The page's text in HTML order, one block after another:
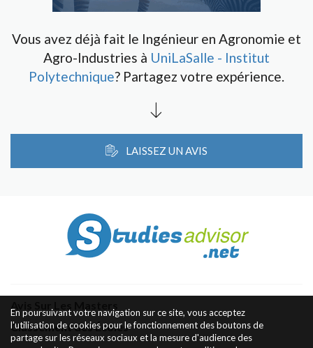
Vous avez déjà fait le Ingénieur en Agronomie et
Agro-Industries à UniLaSalle - Institut
Polytechnique? Partagez votre expérience.
LAISSEZ UN AVIS
Classement des Écoles
En poursuivant votre navigation sur ce site, vous acceptez
l'utilisation de cookies pour le fonctionnement des boutons de
partage sur les réseaux sociaux et la mesure d'audience des